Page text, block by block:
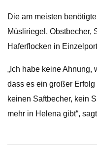
Die am meisten
Müsliriegel, Obstbecher,
Haferflocken in
„Ich habe keine Ahnung,
dass es ein großer
keinen Saftbecher, kein
mehr in Helena gibt“,